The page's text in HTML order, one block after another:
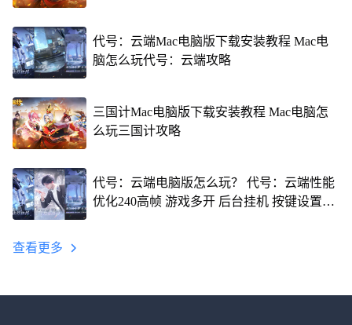
代号：云端Mac电脑版下载安装教程 Mac电
脑怎么玩代号：云端攻略
三国计Mac电脑版下载安装教程 Mac电脑怎
么玩三国计攻略
代号：云端电脑版怎么玩？ 代号：云端性能
优化240高帧 游戏多开 后台挂机 按键设置教
查看更多